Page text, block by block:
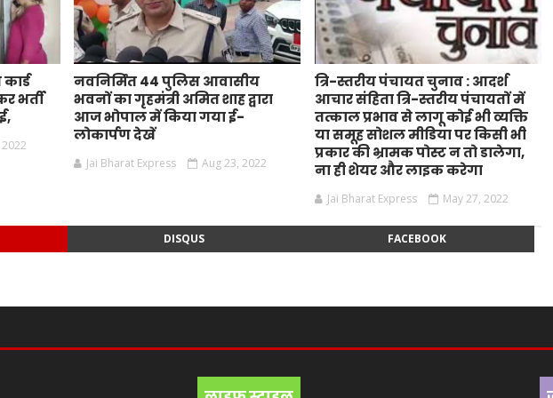
भर्ती
नवनिर्मित 44 पुलिस आवासीय
भवनों का गृहमंत्री अमित शाह द्वारा
आज भोपाल में किया गया ई-
लोकार्पण देखें
Jai Bharat Express Aug 23, 2022
त्रि-स्तरीय पंचायत चुनाव : आदर्श
आचार संहिता त्रि-स्तरीय पंचायतों में
तत्काल प्रभाव से लागू कोई भी व्यक्ति
या समूह सोशल मीडिया पर किसी भी
प्रकार की भ्रामक पोस्ट न तो डालेगा,
ना ही शेयर और लाइक करेगा
Jai Bharat Express May 27, 2022
DISQUS FACEBOOK